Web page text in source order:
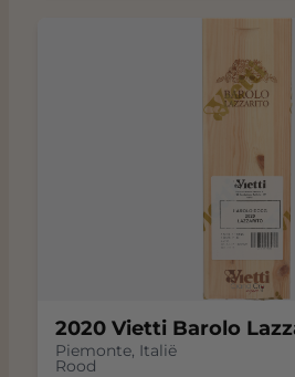
2020 Vietti Barolo
Piemonte, Italië
Rood